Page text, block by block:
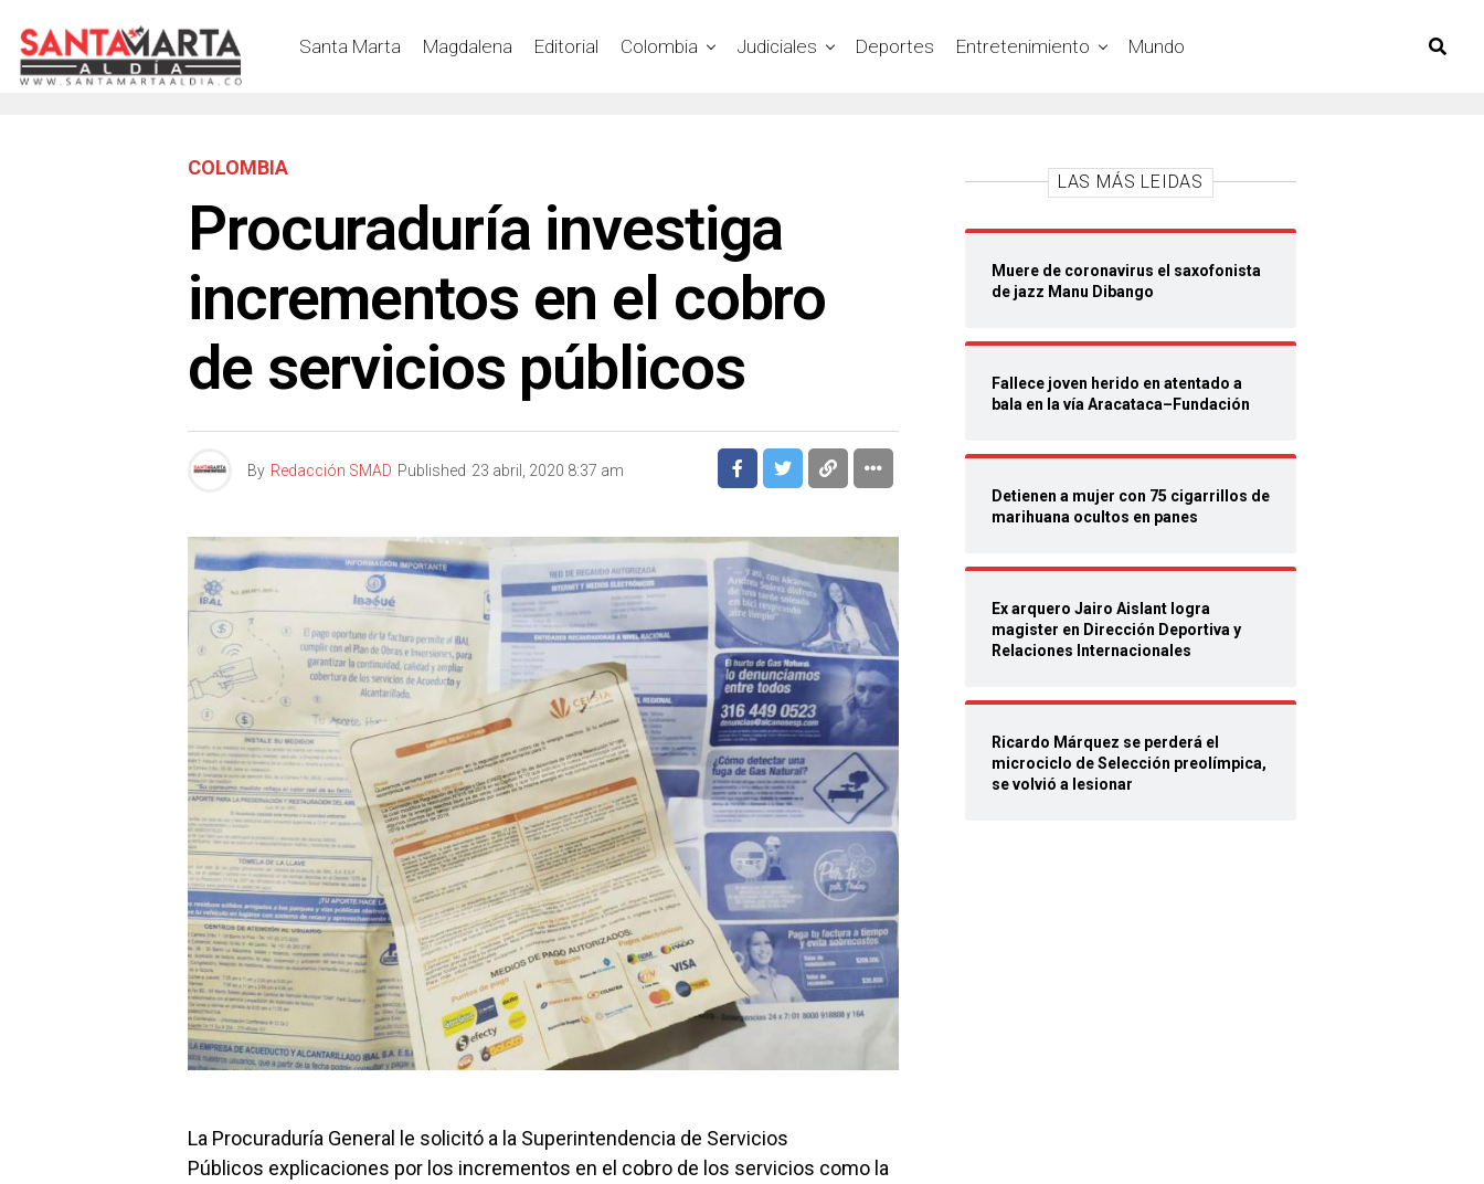
Santa Marta Magdalena Editorial Colombia Judiciales Deportes Entretenimiento Mundo
COLOMBIA
Procuraduría investiga
incrementos en el cobro
de servicios públicos
By Redacción SMAD Published 23 abril, 2020 8:37 am
La Procuraduría General le solicitó a la Superintendencia de Servicios
Públicos explicaciones por los incrementos en el cobro de los servicios como la
LAS MÁS LEIDAS
Muere de coronavirus el saxofonista
de jazz Manu Dibango
Fallece joven herido en atentado a
bala en la vía Aracataca–Fundación
Detienen a mujer con 75 cigarrillos de
marihuana ocultos en panes
Ex arquero Jairo Aislant logra
magister en Dirección Deportiva y
Relaciones Internacionales
Ricardo Márquez se perderá el
microciclo de Selección preolímpica,
se volvió a lesionar